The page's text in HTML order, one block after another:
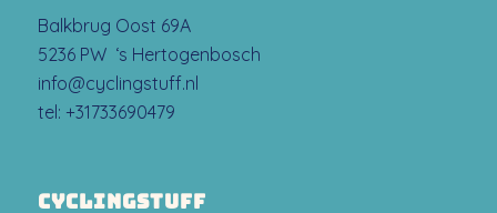
Balkbrug Oost 69A
5236 PW ‘s Hertogenbosch
info@cyclingstuff.nl
tel: +31733690479
CYCLINGSTUFF